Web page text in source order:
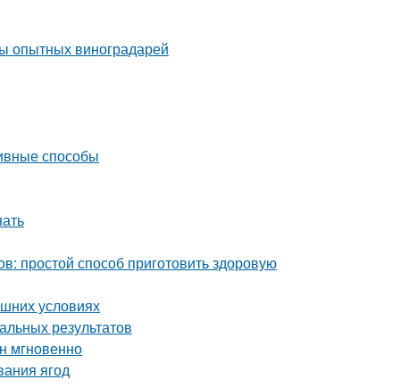
опытных виноградарей
способы
простой способ приготовить здоровую
условиях
результатов
мгновенно
ягод